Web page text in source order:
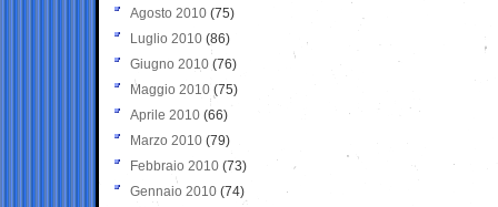
Agosto 2010 (75)
Luglio 2010 (86)
Giugno 2010 (76)
Maggio 2010 (75)
Aprile 2010 (66)
Marzo 2010 (79)
Febbraio 2010 (73)
Gennaio 2010 (74)